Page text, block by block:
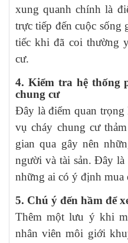
xung quanh chính là
trực tiếp đến cuộc sống
tiếc khi đã coi thường
cư.
4. Kiểm tra hệ thống
chung cư
Đây là điểm quan
vụ cháy chung cư
gian qua gây nên
người và tài sản. Đây
những ai có ý định mua
5. Chú ý đến hầm để
Thêm một lưu ý khi
nhân viên môi giới